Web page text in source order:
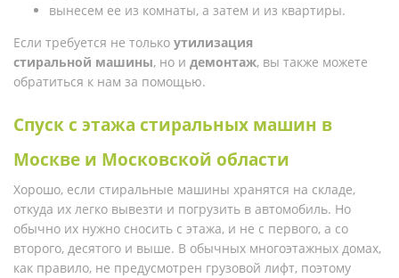
вынесем ее из комнаты, а затем и из квартиры.
Если требуется не только утилизация
стиральной машины, но и демонтаж, вы также можете
обратиться к нам за помощью.
Спуск с этажа стиральных машин в
Москве и Московской области
Хорошо, если стиральные машины хранятся на складе,
откуда их легко вывезти и погрузить в автомобиль. Но
обычно их нужно сносить с этажа, и не с первого, а со
второго, десятого и выше. В обычных многоэтажных домах,
как правило, не предусмотрен грузовой лифт, поэтому